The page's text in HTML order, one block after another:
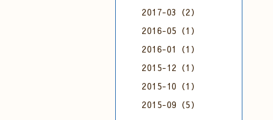
2017-03（2）
2016-05（1）
2016-01（1）
2015-12（1）
2015-10（1）
2015-09（5）